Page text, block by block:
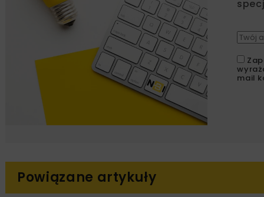
mail
Powiązane artykuły